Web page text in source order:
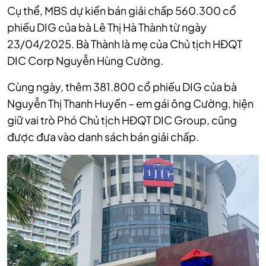
Cụ thể, MBS dự kiến bán giải chấp 560.300 cổ
phiếu DIG của bà Lê Thị Hà Thành từ ngày
23/04/2025. Bà Thành là mẹ của Chủ tịch HĐQT
DIC Corp Nguyễn Hùng Cường.
Cùng ngày, thêm 381.800 cổ phiếu DIG của bà
Nguyễn Thị Thanh Huyền – em gái ông Cường, hiện
giữ vai trò Phó Chủ tịch HĐQT DIC Group, cũng
được đưa vào danh sách bán giải chấp.